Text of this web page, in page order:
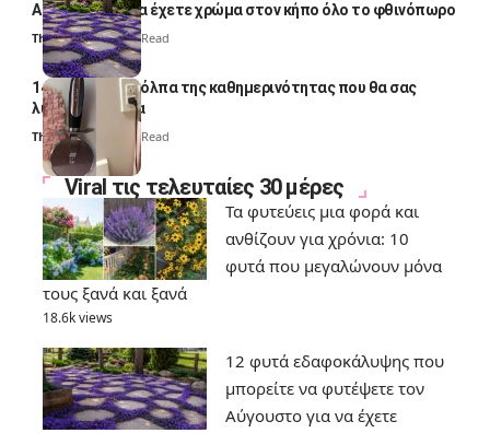
Αύγουστο για να έχετε χρώμα στον κήπο όλο το φθινόπωρο
Thali Ombre7 Min Read
14 πανέξυπνα κόλπα της καθημερινότητας που θα σας
λύσουν τα χέρια
Thali Ombre 6 Min Read
Viral τις τελευταίες 30 μέρες
Τα φυτεύεις μια φορά και
ανθίζουν για χρόνια: 10
φυτά που μεγαλώνουν μόνα
τους ξανά και ξανά
18.6k views
12 φυτά εδαφοκάλυψης που
μπορείτε να φυτέψετε τον
Αύγουστο για να έχετε